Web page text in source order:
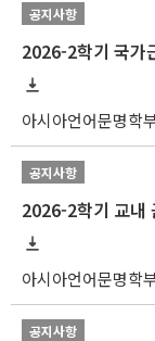
공지사항
2026-2학기 국가
아시아언어문명학
공지사항
2026-2학기 교내
아시아언어문명학
공지사항